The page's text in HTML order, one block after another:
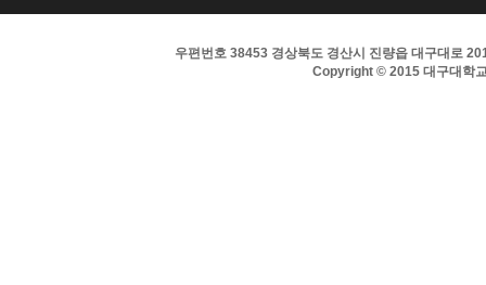
우편번호 38453 경상북도 경산시 진량읍 대구대로
Copyright © 2015 대구대학